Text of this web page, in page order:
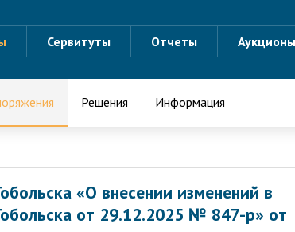
Сервитуты Отчеты Аукционы
Решения Информация
«О внесении изменений в
от 29.12.2025 № 847-р» от